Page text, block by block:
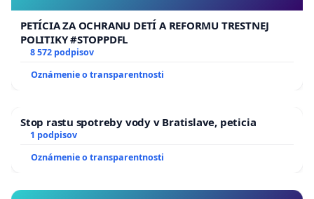
PETÍCIA ZA OCHRANU DETÍ A REFORMU TRESTNEJ
POLITIKY #STOPPDFL
8 572 podpisov
Oznámenie o transparentnosti
Stop rastu spotreby vody v Bratislave, peticia
1 podpisov
Oznámenie o transparentnosti